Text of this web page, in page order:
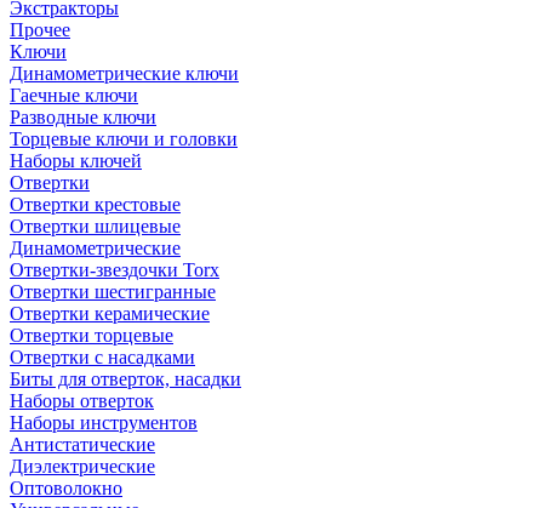
Экстракторы
Прочее
Ключи
Динамометрические ключи
Гаечные ключи
Разводные ключи
Торцевые ключи и головки
Наборы ключей
Отвертки
Отвертки крестовые
Отвертки шлицевые
Динамометрические
Отвертки-звездочки Torx
Отвертки шестигранные
Отвертки керамические
Отвертки торцевые
Отвертки с насадками
Биты для отверток, насадки
Наборы отверток
Наборы инструментов
Антистатические
Диэлектрические
Оптоволокно